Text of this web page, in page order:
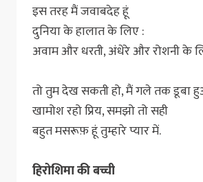
इस तरह मैं जवाबदेह हूं
दुनिया के हालात के लिए :
अवाम और धरती, अंधेरे और रोशनी के
तो तुम देख सकती हो, मैं गले तक डूबा
खामोश रहो प्रिय, समझो तो सही
बहुत मसरूफ़ हूं तुम्हारे प्यार में.
हिरोशिमा की बच्ची